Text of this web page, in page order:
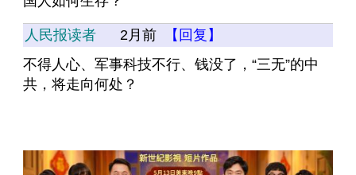
人民报读者 2月前
【回复】
不得人心、军事科技不行、钱没了，“三无”的中
共，将走向何处？